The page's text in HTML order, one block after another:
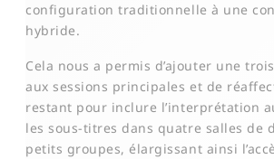
configuration traditionnelle à une
hybride.
Cela nous a permis d’ajouter une
aux sessions principales et de
restant pour inclure l’interprétation
les sous-titres dans quatre salles de
petits groupes, élargissant ainsi